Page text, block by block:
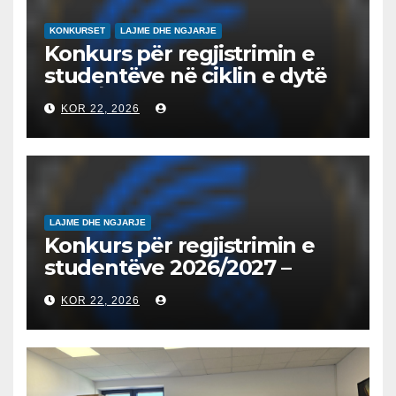
KONKURSET LAJME DHE NGJARJE
Konkurs për regjistrimin e
studentëve në ciklin e dytë
2026/2027 – Конкурс за
запишување на студенти
на втор циклус студии за
2026/2027
KOR 22, 2026
LAJME DHE NGJARJE
Konkurs për regjistrimin e
studentëve 2026/2027 –
Конкурс за запишување на
студенти за 2026/2027
KOR 22, 2026